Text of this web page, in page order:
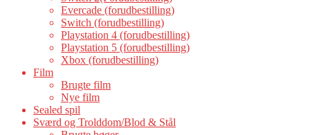
Evercade (forudbestilling)
Switch (forudbestilling)
Playstation 4 (forudbestilling)
Playstation 5 (forudbestilling)
Xbox (forudbestilling)
Film
Brugte film
Nye film
Sealed spil
Sværd og Trolddom/Blod & Stål